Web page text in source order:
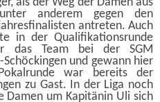
als der Weg der Damen aus
anderem gegen den
antreten. Auch
in der Qualifikationsrunde
das Team bei der SGM
und gewann hier
war bereits der
zu Gast. In der Liga noch
Damen um Kapitänin Uli sich